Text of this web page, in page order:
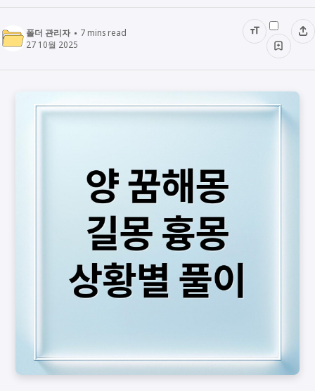
폴더 관리자 7mins read
27 10월 2025